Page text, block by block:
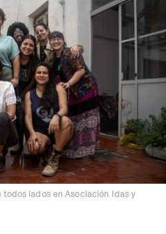
lados en Asociación Idas y